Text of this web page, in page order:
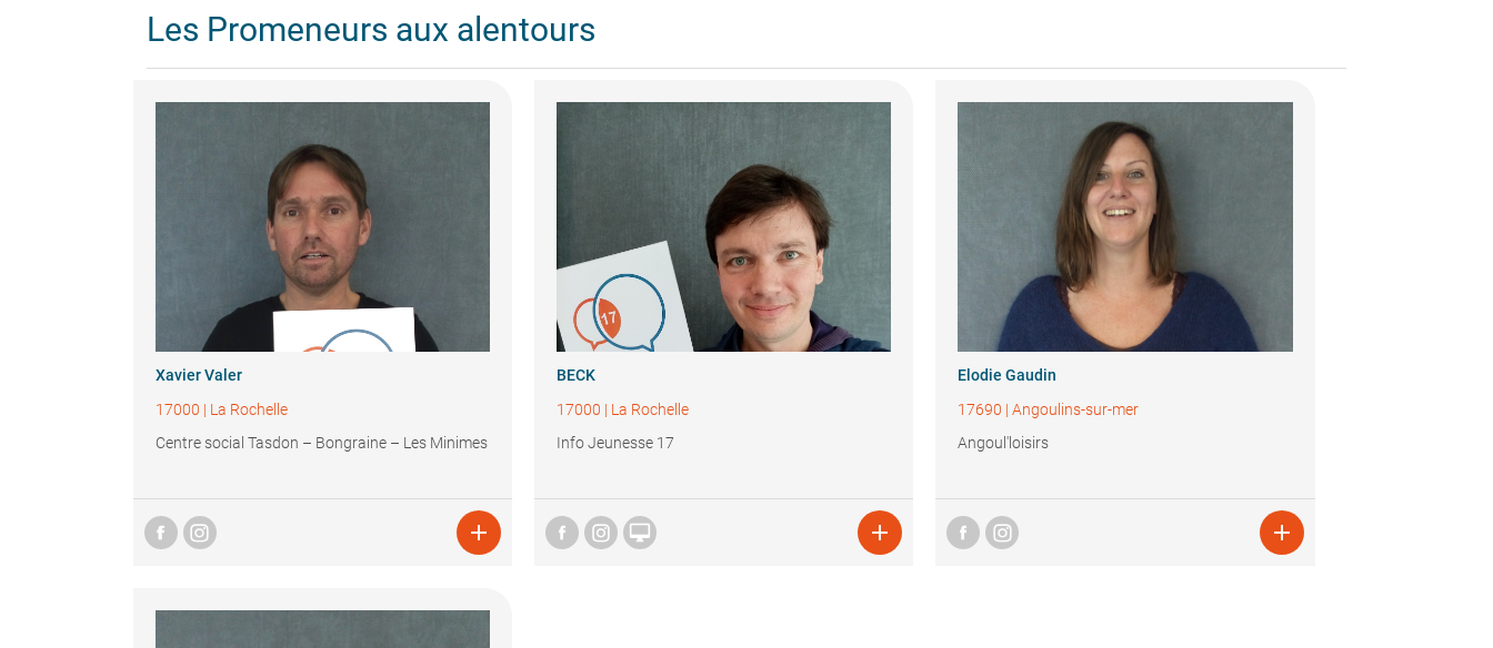
Les Promeneurs aux alentours
Xavier Valer
17000 | La Rochelle
Centre social Tasdon – Bongraine – Les Minimes

BECK
17000 | La Rochelle
Info Jeunesse 17
 
Elodie Gaudin
17690 |Angoulins-sur-mer
Angoul'loisirs
